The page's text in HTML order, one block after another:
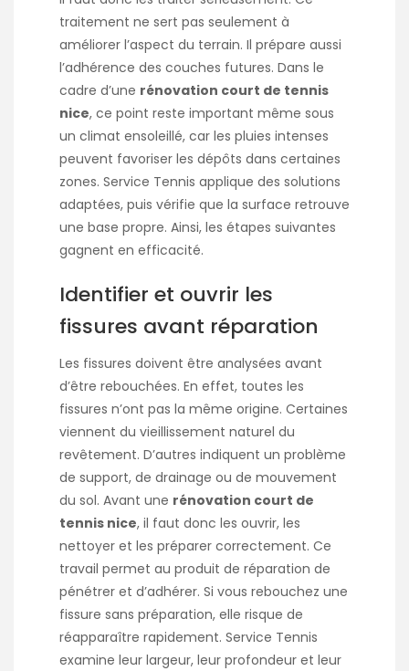
traitement ne sert pas seulement à
améliorer l’aspect du terrain. Il prépare aussi
l’adhérence des couches futures. Dans le
cadre d’une rénovation court de tennis
nice, ce point reste important même sous
un climat ensoleillé, car les pluies intenses
peuvent favoriser les dépôts dans certaines
zones. Service Tennis applique des solutions
adaptées, puis vérifie que la surface retrouve
une base propre. Ainsi, les étapes suivantes
gagnent en efficacité.
Identifier et ouvrir les
fissures avant réparation
Les fissures doivent être analysées avant
d’être rebouchées. En effet, toutes les
fissures n’ont pas la même origine. Certaines
viennent du vieillissement naturel du
revêtement. D’autres indiquent un problème
de support, de drainage ou de mouvement
du sol. Avant une rénovation court de
tennis nice, il faut donc les ouvrir, les
nettoyer et les préparer correctement. Ce
travail permet au produit de réparation de
pénétrer et d’adhérer. Si vous rebouchez une
fissure sans préparation, elle risque de
réapparaître rapidement. Service Tennis
examine leur largeur, leur profondeur et leur